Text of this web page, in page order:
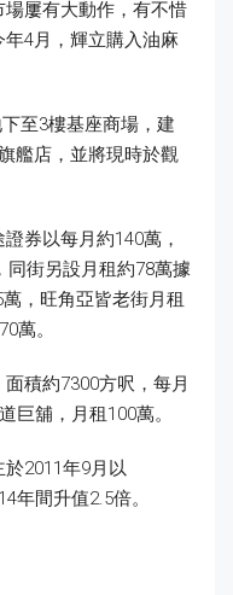
屢有大動作，有不惜
4月，輝立購入油麻
至3樓基座商場，建
艦店，並將現時於觀
券以每月約140萬，
同街另設月租約78萬據
，旺角亞皆老街月租
萬。
積約7300方呎，每月
巨舖，月租100萬。
2011年9月以
年間升值2.5倍。